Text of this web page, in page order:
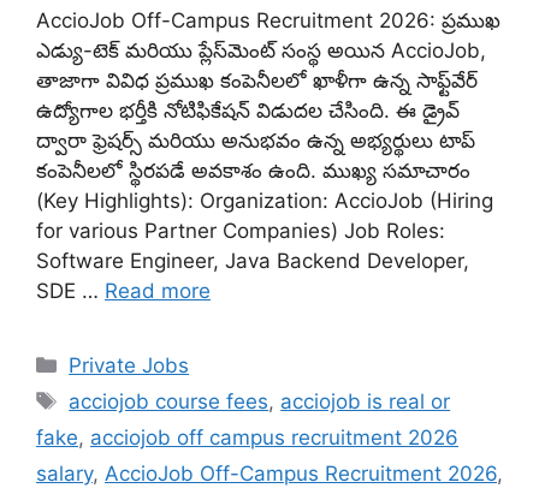
AccioJob Off-Campus Recruitment 2026: ప్రముఖ
ఎడ్యు-టెక్ మరియు ప్లేస్‌మెంట్ సంస్థ అయిన AccioJob,
తాజాగా వివిధ ప్రముఖ కంపెనీలలో ఖాళీగా ఉన్న సాఫ్ట్‌వేర్
ఉద్యోగాల భర్తీకి నోటిఫికేషన్ విడుదల చేసింది. ఈ డ్రైవ్
ద్వారా ఫ్రెషర్స్ మరియు అనుభవం ఉన్న అభ్యర్థులు టాప్
కంపెనీలలో స్థిరపడే అవకాశం ఉంది. ముఖ్య సమాచారం
(Key Highlights): Organization: AccioJob (Hiring
for various Partner Companies) Job Roles:
Software Engineer, Java Backend Developer,
SDE … Read more
Categories
Private Jobs
Tags
acciojob course fees, acciojob is real or
fake, acciojob off campus recruitment 2026
salary, AccioJob Off-Campus Recruitment 2026,